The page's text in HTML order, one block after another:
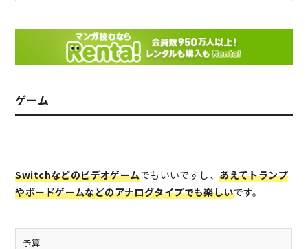
ゲーム
Switchなどのビデオゲームでもいいですし、あえてトランプ
やボードゲームなどのアナログタイプでも楽しいです。
予算